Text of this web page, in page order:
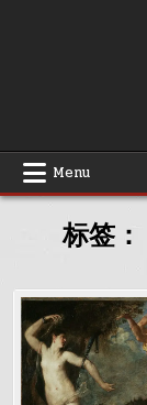
Menu
标签：